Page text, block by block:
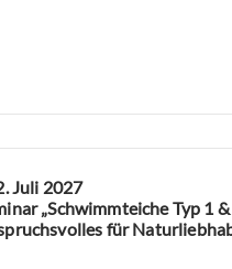
Juli 2027
„Schwimmteiche Typ 1
für